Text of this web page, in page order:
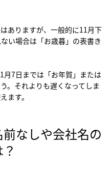
ありますが、一般的に11月下
い場合は「お歳暮」の表書き
月7日までは「お年賀」または
。それよりも遅くなってしま
ます。
なしや会社名の